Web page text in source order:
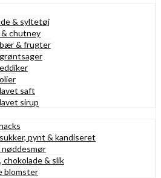
& syltetøj
chutney
& frugter
saft
sirup
pynt & kandiseret
nøddesmør
chokolade & slik
blomster